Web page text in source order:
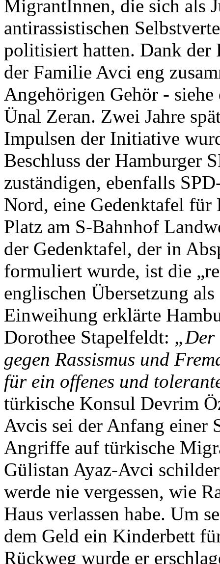
MigrantInnen, die sich als
antirassistischen
politisiert hatten. Dank
der Familie Avci eng
Angehörigen Gehör -
Ünal Zeran. Zwei Jahre
Impulsen der Initiative
Beschluss der Hamburger
zuständigen, ebenfalls
Nord, eine Gedenktafel für
Platz am S-Bahnhof
der Gedenktafel, der in
formuliert wurde, ist die
englischen Übersetzung
Einweihung erklärte
Dorothee Stapelfeldt: „Der
gegen Rassismus und
für ein offenes und
türkische Konsul Devrim
Avcis sei der Anfang einer
Angriffe auf türkische
Gülistan Ayaz-Avci
werde nie vergessen, wie
Haus verlassen habe. Um
dem Geld ein Kinderbett
Rückweg wurde er